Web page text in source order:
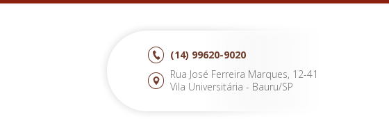
(14) 99620-9020
Rua José Ferreira Marques, 12-41
Vila Universitária - Bauru/SP